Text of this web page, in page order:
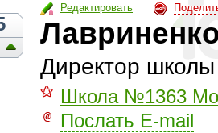
Редактировать
Директор
⚝
Школа №1363
Послать E-mail